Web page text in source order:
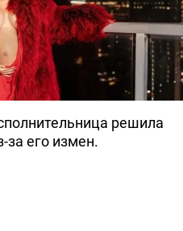
решила
за его измен.